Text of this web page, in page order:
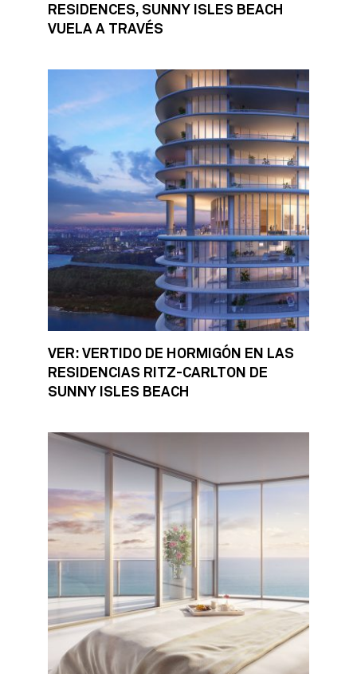
RESIDENCES, SUNNY ISLES BEACH
VUELA A TRAVÉS
VER: VERTIDO DE HORMIGÓN EN LAS
RESIDENCIAS RITZ-CARLTON DE
SUNNY ISLES BEACH